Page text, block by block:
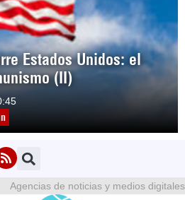
Estados Unidos: el
(II)
Agencias de noticias y medios digitales